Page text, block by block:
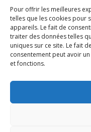
Pour offrir les meilleures
telles que les cookies pour
appareils. Le fait de
traiter des données telles
uniques sur ce site. Le fait
consentement peut avoir
et fonctions.
Tous